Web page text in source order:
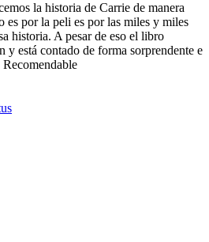
la historia de Carrie de manera
es por la peli es por las miles y miles
historia. A pesar de eso el libro
y está contado de forma sorprendente e